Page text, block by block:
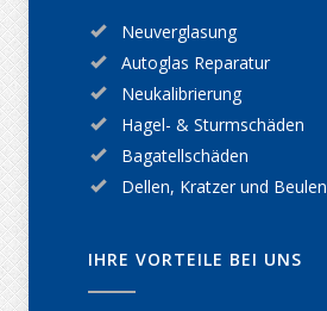
Neuverglasung
Autoglas Reparatur
Neukalibrierung
Hagel- & Sturmschäden
Bagatellschäden
Dellen, Kratzer und Beulen
IHRE VORTEILE BEI UNS